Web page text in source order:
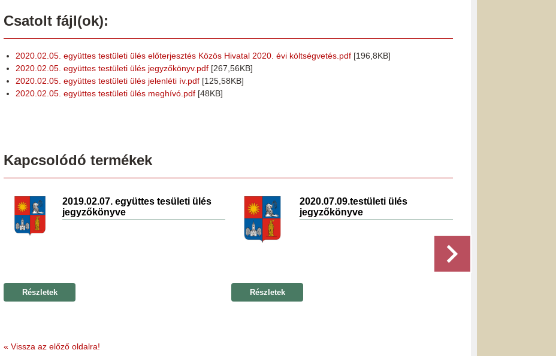
Csatolt fájl(ok):
2020.02.05. együttes testületi ülés előterjesztés Közös Hivatal 2020. évi költségvetés.pdf [196,8KB]
2020.02.05. együttes testületi ülés jegyzőkönyv.pdf [267,56KB]
2020.02.05. együttes testületi ülés jelenléti ív.pdf [125,58KB]
2020.02.05. együttes testületi ülés meghívó.pdf [48KB]
Kapcsolódó termékek
2019.02.07. együttes tesületi ülés
jegyzőkönyve
Részletek
2020.07.09.testületi ülés
jegyzőkönyve
Részletek
« Vissza az előző oldalra!